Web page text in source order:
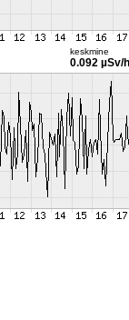
keskmine
0.092 µSv/h